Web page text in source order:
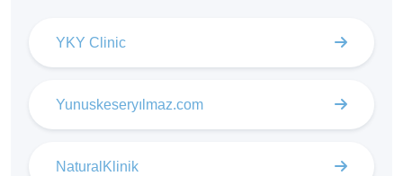
YKY Clinic
Yunuskeseryılmaz.com
NaturalKlinik